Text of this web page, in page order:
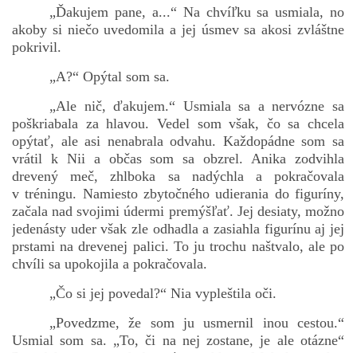
„Ďakujem pane, a...“ Na chvíľku sa usmiala, no
akoby si niečo uvedomila a jej úsmev sa akosi zvláštne
pokrivil.
„A?“ Opýtal som sa.
„Ale nič, ďakujem.“ Usmiala sa a nervózne sa
poškriabala za hlavou. Vedel som však, čo sa chcela
opýtať, ale asi nenabrala odvahu. Každopádne som sa
vrátil k Nii a občas som sa obzrel. Anika zodvihla
drevený meč, zhlboka sa nadýchla a pokračovala
v tréningu. Namiesto zbytočného udierania do figuríny,
začala nad svojimi údermi premýšľať. Jej desiaty, možno
jedenásty uder však zle odhadla a zasiahla figurínu aj jej
prstami na drevenej palici. To ju trochu naštvalo, ale po
chvíli sa upokojila a pokračovala.
„Čo si jej povedal?“ Nia vypleštila oči.
„Povedzme, že som ju usmernil inou cestou.“
Usmial som sa. „To, či na nej zostane, je ale otázne“